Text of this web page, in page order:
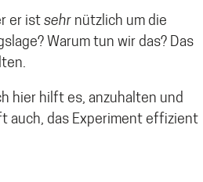
er ist sehr nützlich um die
Warum tun wir das? Das
hier hilft es, anzuhalten und
auch, das Experiment effizient